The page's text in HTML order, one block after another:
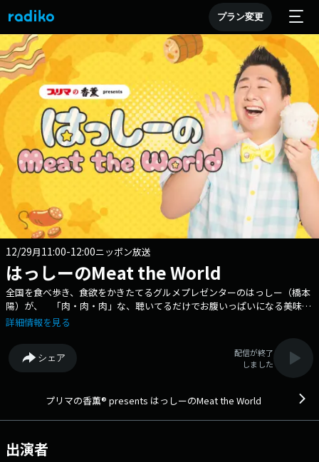
プラン変更
12/29月11:00-12:00ニッポン放送
はっしーのMeat the World
全国を食べ歩き、食欲をかきたてるグルメプレゼンターのはっしー（橋本
陽）が、 「肉・肉・肉」な、聴いてるだけでお腹いっぱいになる美味し
い情報満載の1時間！ 3回目となる今回はフリーアナウンサーの宇賀な
ーマに、 趣味が『旅行』の宇賀さんと＜今まで食べてきたご当地グルメ
＞の話や リスナーの皆さんから寄せられた「旅して食べたいご当地肉グ
ルメ情報」について、 2人がトークを展開していきます！メールアドレ
詳細情報を見る
シェア
配信が終了
しました
プリマの香薫® presents はっしーのMeat the World
出演者